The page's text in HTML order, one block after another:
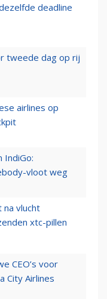
deadline
tweede dag op rij
airlines op
IndiGo:
vloot weg
na vlucht
xtc-pillen
CEO’s voor
City Airlines